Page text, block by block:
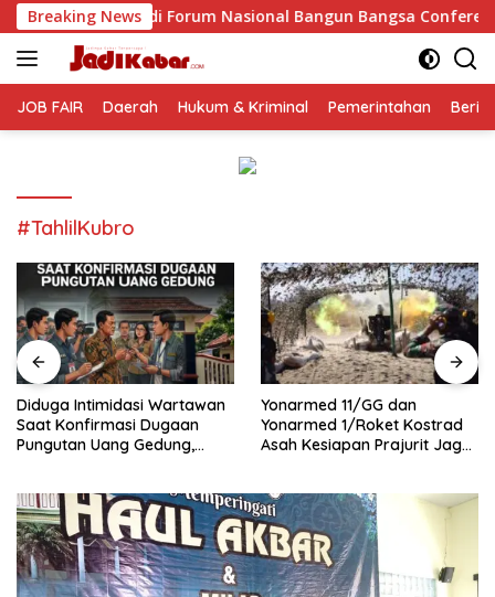
Langsung
ke
konten
Breaking News
Forum Nasional Bangun Bangsa Conference 2026
JOB FAIR Daerah Hukum & Kriminal Pemerintahan
#TahlilKubro
Diduga Intimidasi Wartawan
Saat Konfirmasi Dugaan
Pungutan Uang Gedung,
Buka suara
Yonarmed 11/GG dan
Yonarmed 1/Roket Kostrad
Asah Kesiapan Prajurit Jaga